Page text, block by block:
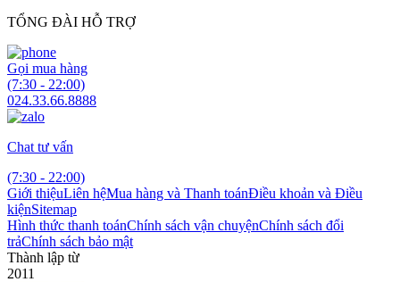
TỔNG ĐÀI HỖ TRỢ
Gọi mua hàng
(7:30 - 22:00)
024.33.66.8888
Chat tư vấn
(7:30 - 22:00)
Giới thiệuLiên hệMua hàng và Thanh toánĐiều khoản và Điều
kiệnSitemap
Hình thức thanh toánChính sách vận chuyệnChính sách đổi
trảChính sách bảo mật
Thành lập từ
2011